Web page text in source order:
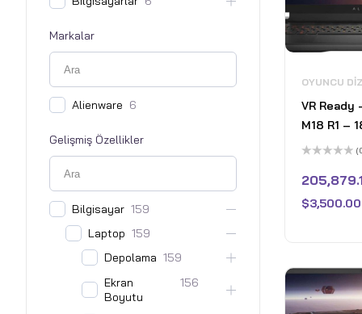
Markalar
Alienware 6
Gelişmiş Özellikler
Bilgisayar 159
Laptop 159
Depolama 159
Ekran
Boyutu
156
OYUNCU
VR Ready
M18 R1 –
480Hz
16GB
16GB
üzerinden
0
aldı
$3,500.00